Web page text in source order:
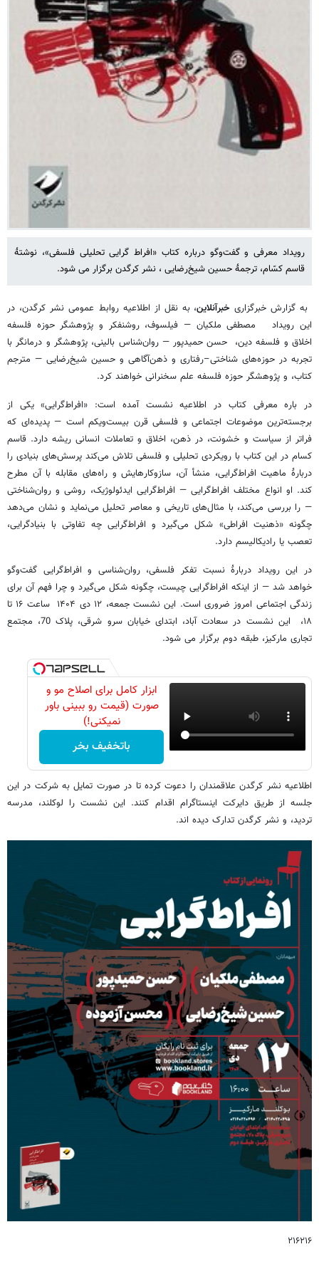
رویداد معرفی و گفت‌وگو درباره کتاب «افراط گرایی تحلیلی فلسفی»، نوشتهٔ
قاسم کسّام، ترجمهٔ حسین شیخ‌رضایی ، نشر کرگدن برگزار می شود.
به گزارش خبرگزاریخبرآنلاین، به نقل از اطلاعیه روابط عمومی نشر کرگدن، در
این رویداد مصطفی ملکیان — فیلسوف، روشنفکر و پژوهشگر حوزه فلسفه
اخلاق و فلسفه دین، حسن حمیدپور — روان‌شناس بالینی، پژوهشگر و درمانگر با
تجربه در حوزه‌های شناختی–رفتاری و ذهن‌آگاهی و حسین شیخ‌رضایی — مترجم
کتاب، و پژوهشگر حوزه فلسفه علم سخنرانی خواهند کرد.
در باره معرفی کتاب در اطلاعیه نشست آمده است: «افراط‌گرایی» یکی از
برجسته‌ترین موضوعات اجتماعی و فلسفی قرن بیست‌ویکم است — پدیده‌ای که
فراتر از سیاست و خشونت، در ذهن، اخلاق و تعاملات انسانی ریشه دارد. قاسم
کسام در این کتاب با رویکردی تحلیلی و فلسفی تلاش می‌کند پرسش‌های بنیادی را
دربارهٔ ماهیت افراط‌گرایی، منشأ آن، سازوکارهایش و راه‌های مقابله با آن مطرح
کند. او انواع مختلف افراط‌گرایی — افراط‌گرایی ایدئولوژیک، روشی و روان‌شناختی
— را بررسی می‌کند، با مثال‌های تاریخی و معاصر تحلیل می‌نماید و نشان می‌دهد
چگونه «ذهنیت افراطی» شکل می‌گیرد و افراط‌گرایی چه تفاوتی با بنیادگرایی،
تعصب یا رادیکالیسم دارد.
در این رویداد دربارهٔ نسبت تفکر فلسفی، روان‌شناسی و افراط‌گرایی گفت‌وگو
خواهد شد — از اینکه افراط‌گرایی چیست، چگونه شکل می‌گیرد و چرا فهم آن برای
زندگی اجتماعی امروز ضروری است. این نشست جمعه، ۱۲ دی ۱۴۰۴ ساعت ۱۶ تا
۱۸، ​ ​این نشست در سعادت آباد، ابتدای خیابان سرو شرقی، پلاک 70، مجتمع
تجاری مارکیز، طبقه دوم برگزار می شود. ​​ ​​
ابزار کامل برای اصلاح مو و
صورت (قیمت رو ببینی باور
نمیکنی!)
باتخفیف بخر
اطلاعیه نشر کرگدن علاقمندان را دعوت کرده تا در صورت تمایل به شرکت در این
جلسه از طریق دایرکت اینستاگرام اقدام کنند. این نشست را لوکلند، مدرسه
تردید، و نشر کرگدن تدارک دیده اند.
۲۱۶۲۱۶